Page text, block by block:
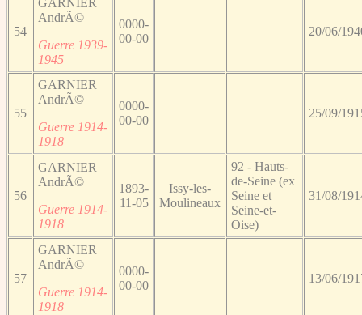
54
GARNIER
AndrÃ©
Guerre 1939-
1945
0000-
00-00
20/06/
55
GARNIER
AndrÃ©
Guerre 1914-
1918
0000-
00-00
25/09/
56
GARNIER
AndrÃ©
Guerre 1914-
1918
1893-
11-05
Issy-les-
Moulineaux
92 - Hauts-
de-Seine (ex
Seine et
Seine-et-
Oise)
31/08/
57
GARNIER
AndrÃ©
Guerre 1914-
1918
0000-
00-00
13/06/